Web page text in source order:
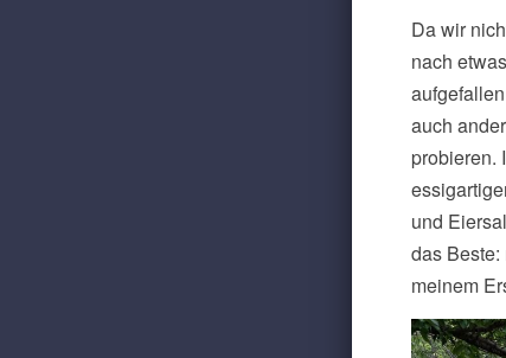
Da wir
nach
auch
probieren.
und
das
meinem